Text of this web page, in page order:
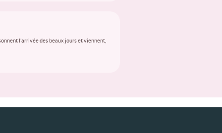
l’arrivée des beaux jours et viennent,